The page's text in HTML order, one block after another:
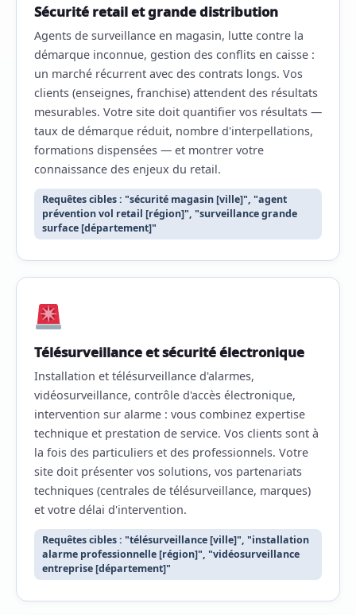
Sécurité retail et grande distribution
Agents de surveillance en magasin, lutte contre la
démarque inconnue, gestion des conflits en caisse :
un marché récurrent avec des contrats longs. Vos
clients (enseignes, franchise) attendent des résultats
mesurables. Votre site doit quantifier vos résultats —
taux de démarque réduit, nombre d'interpellations,
formations dispensées — et montrer votre
connaissance des enjeux du retail.
Requêtes cibles : "sécurité magasin [ville]", "agent
prévention vol retail [région]", "surveillance grande
surface [département]"
Télésurveillance et sécurité électronique
Installation et télésurveillance d'alarmes,
vidéosurveillance, contrôle d'accès électronique,
intervention sur alarme : vous combinez expertise
technique et prestation de service. Vos clients sont à
la fois des particuliers et des professionnels. Votre
site doit présenter vos solutions, vos partenariats
techniques (centrales de télésurveillance, marques)
et votre délai d'intervention.
Requêtes cibles : "télésurveillance [ville]", "installation
alarme professionnelle [région]", "vidéosurveillance
entreprise [département]"